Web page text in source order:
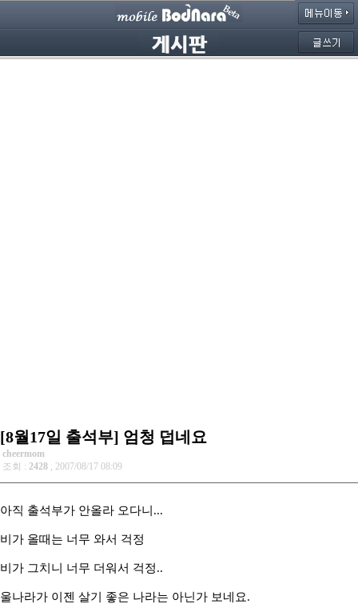
[8월17일 출석부] 엄청 덥네요
cheermom
조회 : 2428 , 2007/08/17 08:09
아직 출석부가 안올라 오다니...
비가 올때는 너무 와서 걱정
비가 그치니 너무 더워서 걱정..
울나라가 이젠 살기 좋은 나라는 아닌가 보네요.